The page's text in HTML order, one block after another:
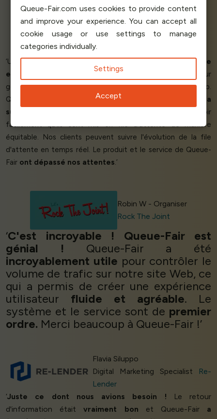
Vincent Walshe
‘Unproduit superbesoutenu par unservice clientèle
exceptionnel.
Queue-Fair a été la
pour
gérer les pics de demande de billets sur notre site web.
Queue-Fair gère les pics de trafic web, aide à
éviter la
surcharge des serveurs
et permet à nos clients de voir
facilement qu'ils sont mis en file d'attente de manière
équitable. Nos clients peuvent suivre l'évolution de la file
d'attente en temps réel. Le produit et le service de Queue-
Fair ont dépassé nos attentes.’
Robin W - Organiser
Rock The Joint
‘C'est incroyable ! Queue-Fair est
génial ! Queue-Fair a été
incroyablement utile pour contrôler le
volume de trafic sur notre site Web, ce
qui a permis de créer une expérience
utilisateur fluide et agréable. Le
système et le service sont de premier
ordre. Merci beaucoup à Queue-Fair !’
Flavia Siluppo
Digital Marketing Specialist
Re-
Lender
‘Juste ce dont nous avions besoin ! Le retour
d'information étaitvraiment bon et Queue-Fair a
Queue-Fair.com uses cookies to provide content
and improve your experience. You can accept all
cookie usage or use settings to manage
categories individually.
Settings
Accept